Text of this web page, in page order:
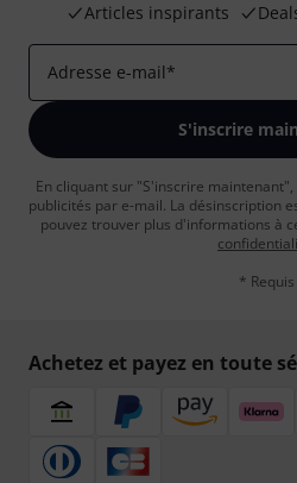
Articles inspirants
Adresse e-mail*
S'inscrire
En cliquant sur "S'inscrire
publicités par e-mail. La désinscription
pouvez trouver plus d'informations à
* Requis
Achetez et payez en toute